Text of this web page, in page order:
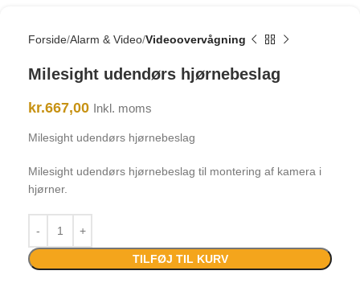
Forside Alarm & Video Videoovervågning
Milesight udendørs hjørnebeslag
kr.667,00 Inkl. moms
Milesight udendørs hjørnebeslag
Milesight udendørs hjørnebeslag til montering af kamera i
hjørner.
TILFØJ TIL KURV